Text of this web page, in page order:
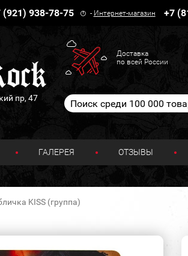
(921) 938-78-75 - Интернет-магазин +7
пр, 47
Доставка
по всей России
ГАЛЕРЕЯ ОТЗЫВЫ
KISS (группа)